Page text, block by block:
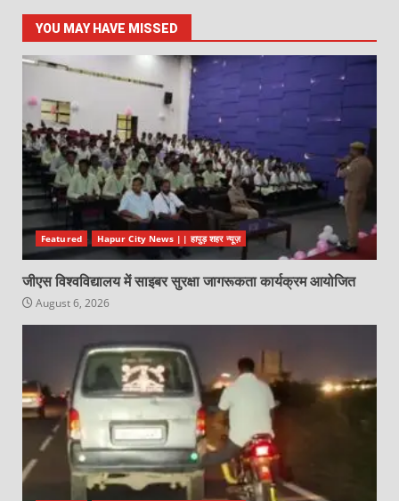
YOU MAY HAVE MISSED
Featured Hapur City News || हापुड़ शहर न्यूज़
जीएस विश्वविद्यालय में साइबर सुरक्षा जागरूकता कार्यक्रम आयोजित
August 6, 2026